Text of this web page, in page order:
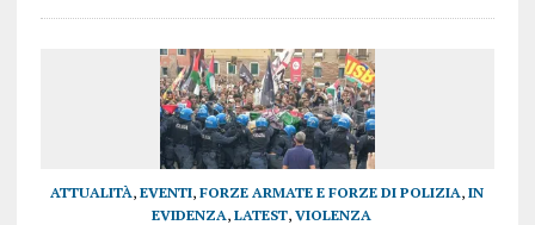
ATTUALITÀ,EVENTI,FORZE ARMATE E FORZE DI POLIZIA,IN
EVIDENZA, LATEST, VIOLENZA